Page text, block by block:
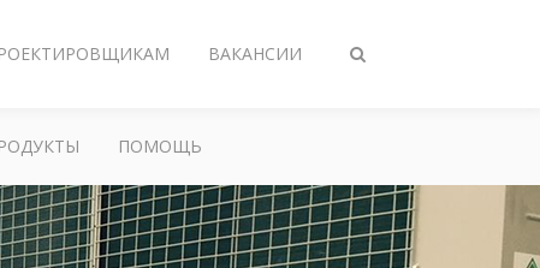
Переключить
ВАКАНСИИ
ПОМОЩЬ